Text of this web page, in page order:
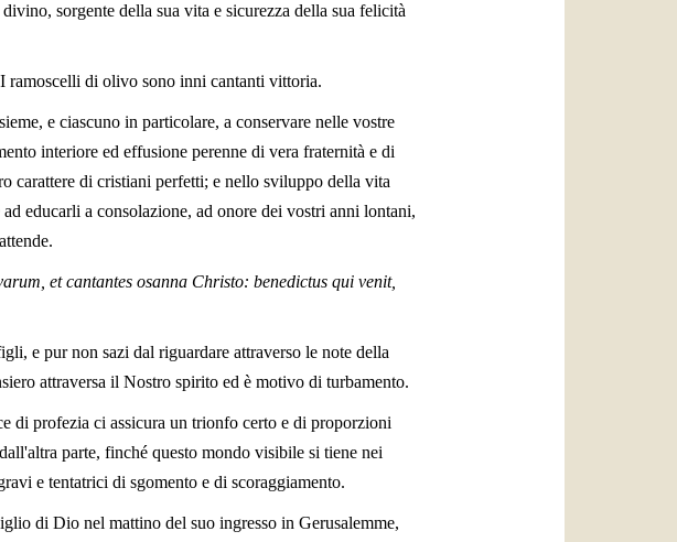
sorgente della sua vita e sicurezza della sua felicità
ramoscelli di olivo sono inni cantanti vittoria.
e ciascuno in particolare, a conservare nelle vostre
interiore ed effusione perenne di vera fraternità e di
carattere di cristiani perfetti; e nello sviluppo della vita
educarli a consolazione, ad onore dei vostri anni lontani,
et cantantes osanna Christo: benedictus qui venit,
e pur non sazi dal riguardare attraverso le note della
attraversa il Nostro spirito ed è motivo di turbamento.
di profezia ci assicura un trionfo certo e di proporzioni
parte, finché questo mondo visibile si tiene nei
e tentatrici di sgomento e di scoraggiamento.
di Dio nel mattino del suo ingresso in Gerusalemme,